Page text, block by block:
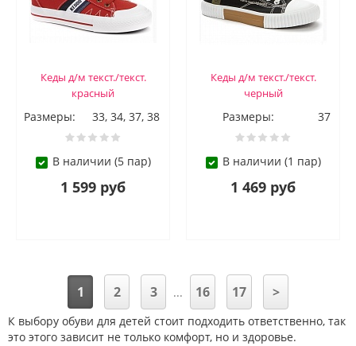
Кеды д/м текст./текст.
красный
Размеры: 33, 34, 37, 38
В наличии (5 пар)
1 599 руб
Кеды д/м текст./текст.
черный
Размеры: 37
В наличии (1 пар)
1 469 руб
1 2 3 ... 16 17 >
К выбору обуви для детей стоит подходить ответственно, так
это этого зависит не только комфорт, но и здоровье.